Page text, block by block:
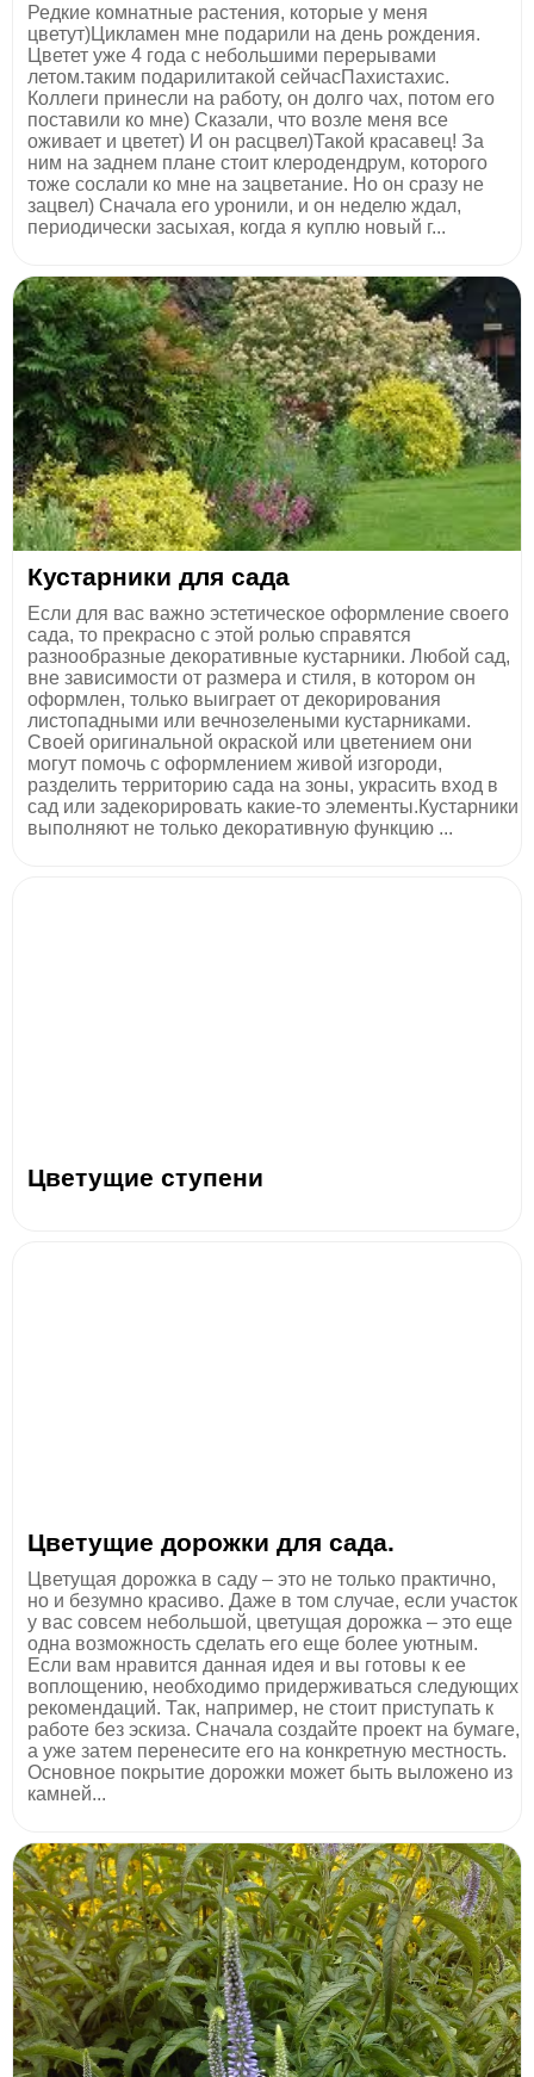
Редкие комнатные растения, которые у меня
цветут)Цикламен мне подарили на день рождения.
Цветет уже 4 года с небольшими перерывами
летом.таким подарилитакой сейчасПахистахис.
Коллеги принесли на работу, он долго чах, потом его
поставили ко мне) Сказали, что возле меня все
оживает и цветет) И он расцвел)Такой красавец! За
ним на заднем плане стоит клеродендрум, которого
тоже сослали ко мне на зацветание. Но он сразу не
зацвел) Сначала его уронили, и он неделю ждал,
периодически засыхая, когда я куплю новый г...
Кустарники для сада
Если для вас важно эстетическое оформление своего
сада, то прекрасно с этой ролью справятся
разнообразные декоративные кустарники. Любой сад,
вне зависимости от размера и стиля, в котором он
оформлен, только выиграет от декорирования
листопадными или вечнозелеными кустарниками.
Своей оригинальной окраской или цветением они
могут помочь с оформлением живой изгороди,
разделить территорию сада на зоны, украсить вход в
сад или задекорировать какие-то элементы.Кустарники
выполняют не только декоративную функцию ...
Цветущие ступени
Цветущие дорожки для сада.
Цветущая дорожка в саду – это не только практично,
но и безумно красиво. Даже в том случае, если участок
у вас совсем небольшой, цветущая дорожка – это еще
одна возможность сделать его еще более уютным.
Если вам нравится данная идея и вы готовы к ее
воплощению, необходимо придерживаться следующих
рекомендаций. Так, например, не стоит приступать к
работе без эскиза. Сначала создайте проект на бумаге,
а уже затем перенесите его на конкретную местность.
Основное покрытие дорожки может быть выложено из
камней...